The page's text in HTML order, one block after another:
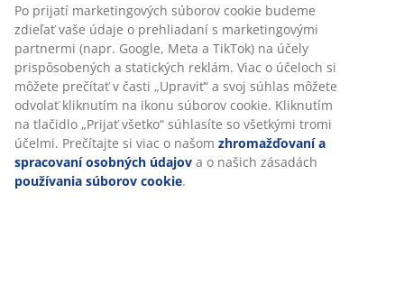
Po prijatí marketingových súborov cookie budeme
zdieľať vaše údaje o prehliadaní s marketingovými
partnermi (napr. Google, Meta a TikTok) na účely
prispôsobených a statických reklám. Viac o účeloch si
môžete prečítať v časti „Upraviť“ a svoj súhlas môžete
odvolať kliknutím na ikonu súborov cookie. Kliknutím
na tlačidlo „Prijať všetko“ súhlasíte so všetkými tromi
účelmi. Prečítajte si viac o našom zhromažďovaní a
spracovaní osobných údajov a o našich zásadách
používania súborov cookie.